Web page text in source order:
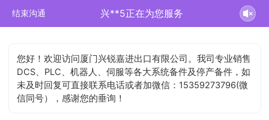
结束沟通 兴**5正在为您服务
您好！欢迎访问厦门兴锐嘉进出口有限公司。我司专业销售
DCS、PLC、机器人、伺服等各大系统备件及停产备件，如
未及时回复可直接联系电话或者加微信：15359273796(微
信同号），感谢您的垂询！